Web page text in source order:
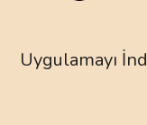
Uygulamayı